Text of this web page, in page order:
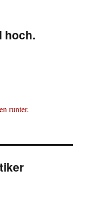
hoch.